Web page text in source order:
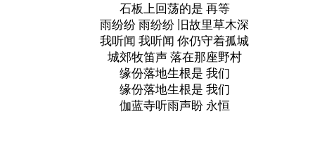
石板上回荡的是 再等
雨纷纷 雨纷纷 旧故里草木深
我听闻 我听闻 你仍守着孤城
城郊牧笛声 落在那座野村
缘份落地生根是 我们
缘份落地生根是 我们
伽蓝寺听雨声盼 永恒